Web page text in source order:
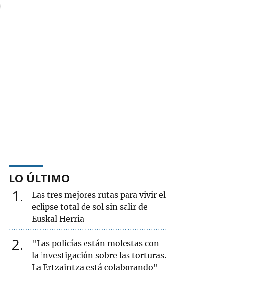
LO ÚLTIMO
1
Las tres mejores rutas para vivir el
eclipse total de sol sin salir de
Euskal Herria
2
"Las policías están molestas con
la investigación sobre las torturas.
La Ertzaintza está colaborando"